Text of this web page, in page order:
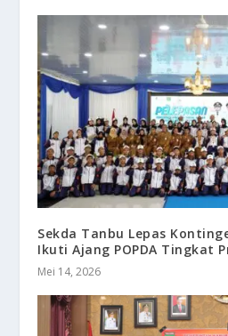
Sekda Tanbu Lepas
Ikuti Ajang POPDA Tingkat
Mei 14, 2026